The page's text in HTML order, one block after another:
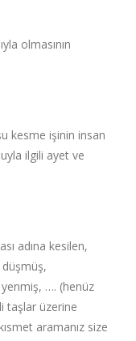
olmasının
kesme işinin insan
ilgili ayet ve
adına kesilen,
yenmiş, …. (henüz
taşlar üzerine
aramanız size